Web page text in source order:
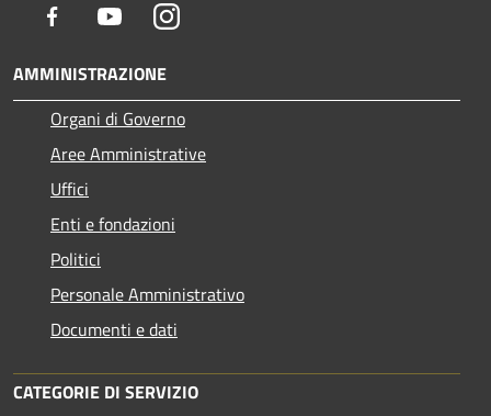
Facebook YoutubeInstagram
AMMINISTRAZIONE
Organi di Governo
Aree Amministrative
Uffici
Enti e fondazioni
Politici
Personale Amministrativo
Documenti e dati
CATEGORIE DI SERVIZIO